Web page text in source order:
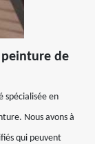
de
spécialisée en
Nous avons à
qui peuvent